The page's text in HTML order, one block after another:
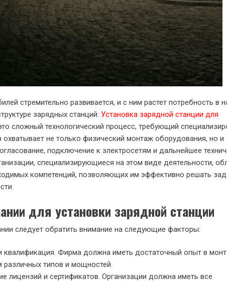
стремительно развивается, и с ним растет потребность в
зарядных станций. Установка зарядной станции для
сложный технологический процесс, требующий
охватывает не только физический монтаж оборудования, но и
подключение к электросетям и дальнейшее
специализирующиеся на этом виде деятельности,
компетенций, позволяющих им эффективно решать
для установки зарядной станции
следует обратить внимание на следующие факторы:
квалификация. Фирма должна иметь достаточный опыт в
различных типов и мощностей.
лицензий и сертификатов. Организации должна иметь все